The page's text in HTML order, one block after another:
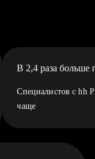
В 2,4 раза больше
Специалистов с hh
чаще